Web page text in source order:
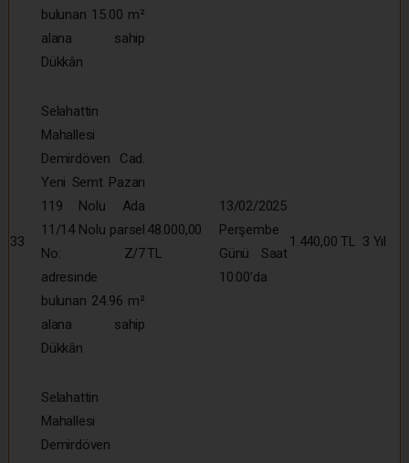
bulunan 15.00 m²
alana sahip
Dükkân
33
Selahattin
Mahallesi
Demirdöven Cad.
Yeni Semt Pazarı
119 Nolu Ada
11/14 Nolu parsel
No: Z/7
adresinde
bulunan 24.96 m²
alana sahip
Dükkân
48.000,00
TL
13/02/2025
Perşembe
Günü Saat
10:00’da
1.440,00 TL 3 Yıl
Selahattin
Mahallesi
Demirdöven